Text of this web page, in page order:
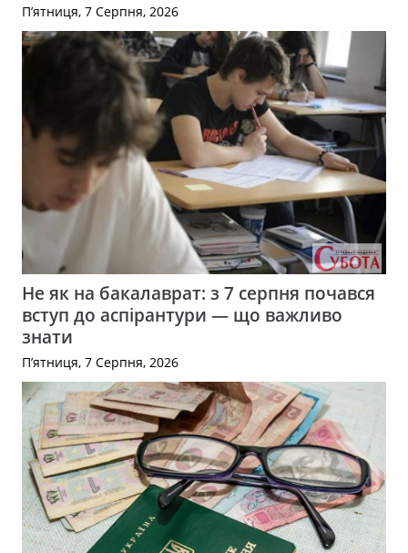
П’ятниця, 7 Серпня, 2026
Не як на бакалаврат: з 7 серпня почався
вступ до аспірантури — що важливо
знати
П’ятниця, 7 Серпня, 2026